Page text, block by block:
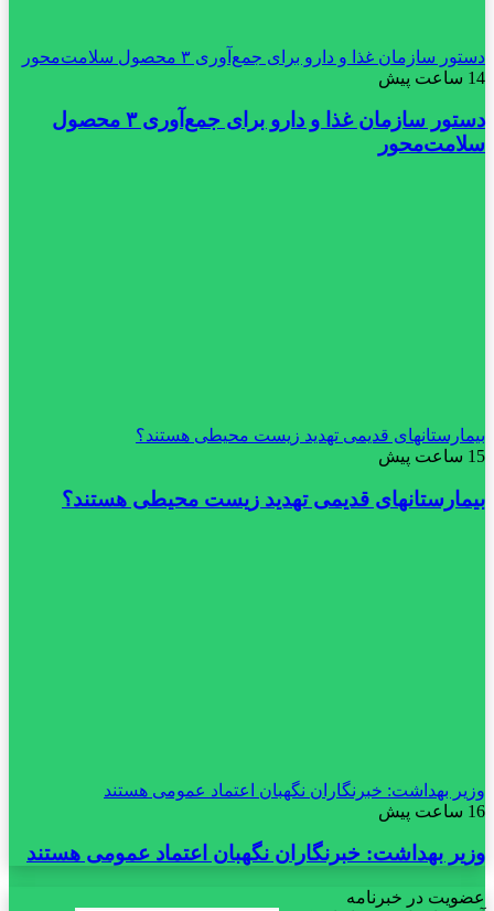
دستور سازمان غذا و دارو برای جمع‌آوری ۳ محصول سلامت‌محور
14 ساعت پیش
دستور سازمان غذا و دارو برای جمع‌آوری ۳ محصول
سلامت‌محور
بیمارستانهای قدیمی تهدید زیست محیطی هستند؟
15 ساعت پیش
بیمارستانهای قدیمی تهدید زیست محیطی هستند؟
وزیر بهداشت: خبرنگاران نگهبان اعتماد عمومی هستند
16 ساعت پیش
وزیر بهداشت: خبرنگاران نگهبان اعتماد عمومی هستند
عضویت در خبرنامه